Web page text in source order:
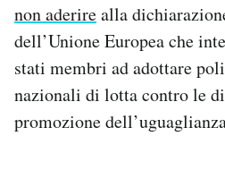
non aderirealla
dell’Unione Europea che
stati membri ad adottare
nazionali di lotta contro le
promozione